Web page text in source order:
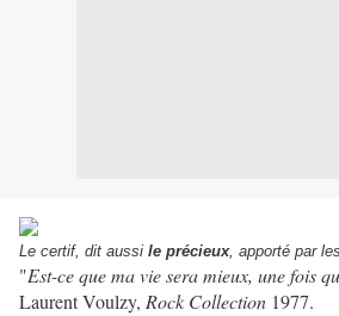
Le certif, dit aussi le précieux, apporté par
"Est-ce que ma vie sera mieux, une fois
Laurent Voulzy, Rock Collection 1977.